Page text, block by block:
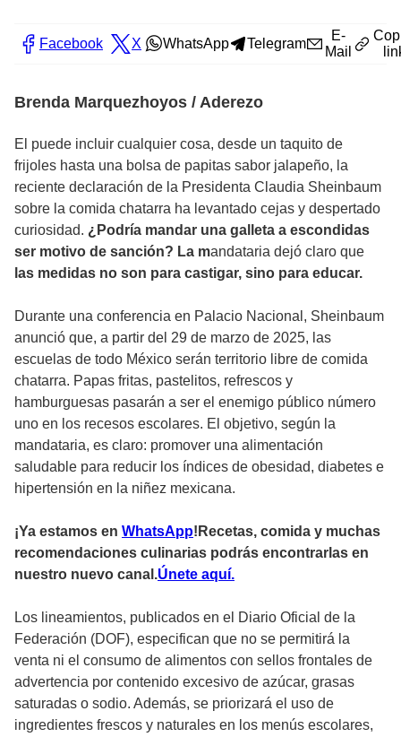
Facebook X WhatsApp Telegram
E-
Mail
Brenda Marquezhoyos / Aderezo
El puede incluir cualquier cosa, desde un taquito de
frijoles hasta una bolsa de papitas sabor jalapeño, la
reciente declaración de la Presidenta Claudia Sheinbaum
sobre la comida chatarra ha levantado cejas y despertado
curiosidad. ¿Podría mandar una galleta a escondidas
ser motivo de sanción? La mandataria dejó claro que
las medidas no son para castigar, sino para educar.
Durante una conferencia en Palacio Nacional, Sheinbaum
anunció que, a partir del 29 de marzo de 2025, las
escuelas de todo México serán territorio libre de comida
chatarra. Papas fritas, pastelitos, refrescos y
hamburguesas pasarán a ser el enemigo público número
uno en los recesos escolares. El objetivo, según la
mandataria, es claro: promover una alimentación
saludable para reducir los índices de obesidad, diabetes e
hipertensión en la niñez mexicana.
¡Ya estamos en WhatsApp!Recetas, comida y muchas
recomendaciones culinarias podrás encontrarlas en
nuestro nuevo canal.Únete aquí.
Los lineamientos, publicados en el Diario Oficial de la
Federación (DOF), especifican que no se permitirá la
venta ni el consumo de alimentos con sellos frontales de
advertencia por contenido excesivo de azúcar, grasas
saturadas o sodio. Además, se priorizará el uso de
ingredientes frescos y naturales en los menús escolares,